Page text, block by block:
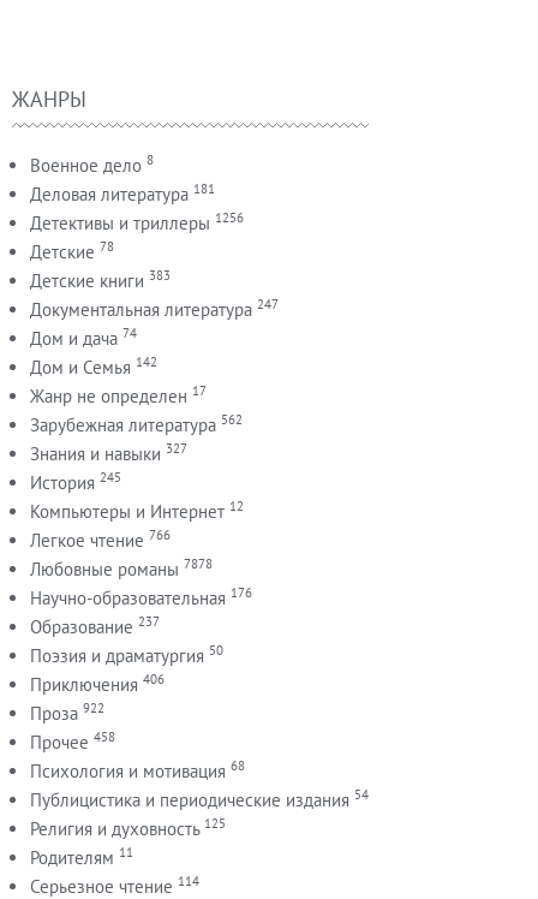
ЖАНРЫ
Военное дело 8
Деловая литература 181
Детективы и триллеры 1256
Детские 78
Детские книги 383
Документальная литература 247
Дом и дача 74
Дом и Семья 142
Жанр не определен 17
Зарубежная литература 562
Знания и навыки 327
История 245
Компьютеры и Интернет 12
Легкое чтение 766
Любовные романы 7878
Научно-образовательная 176
Образование 237
Поэзия и драматургия 50
Приключения 406
Проза 922
Прочее 458
Психология и мотивация 68
Публицистика и периодические издания 54
Религия и духовность 125
Родителям 11
Серьезное чтение 114